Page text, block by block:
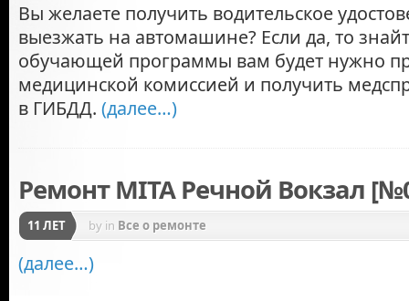
Вы желаете получить водительское
выезжать на автомашине? Если да, то
обучающей программы вам будет нужно
медицинской комиссией и получить
в ГИБДД. (далее…)
Ремонт MITA Речной Вокзал
11 ЛЕТ by in Все о ремонте
(далее…)